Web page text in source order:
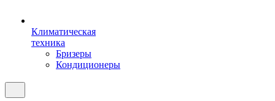
Климатическая
техника
Бризеры
Кондиционеры